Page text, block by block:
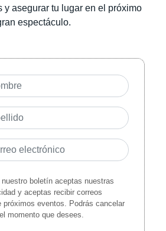
y asegurar tu lugar en el próximo
espectáculo.
boletín aceptas nuestras
y aceptas recibir correos
próximos eventos. Podrás cancelar
momento que desees.